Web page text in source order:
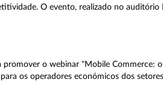
O evento, realizado no auditório
promover o webinar "Mobile Commerce:
os operadores económicos dos